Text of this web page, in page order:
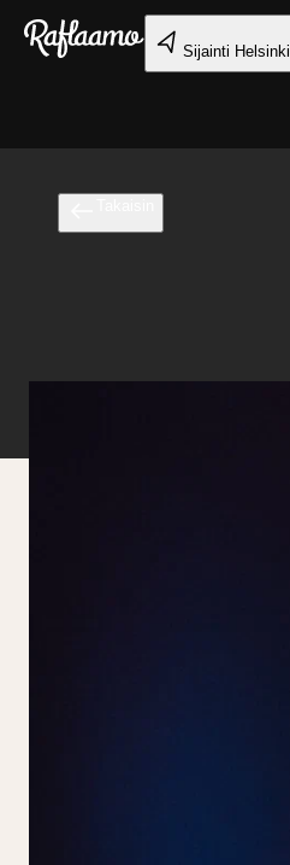
Siirry pääsisältöön
Sijainti Helsinki